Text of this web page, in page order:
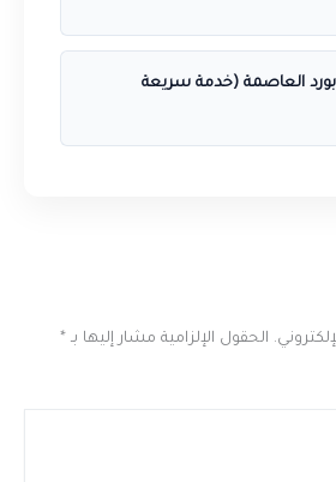
العاصمة (خدمة سريعة
الحقول الإلزامية مشار إليها بـ *